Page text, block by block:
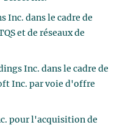
Inc. dans le cadre de
et de réseaux de
Inc. dans le cadre de
Inc. par voie d'offre
pour l'acquisition de